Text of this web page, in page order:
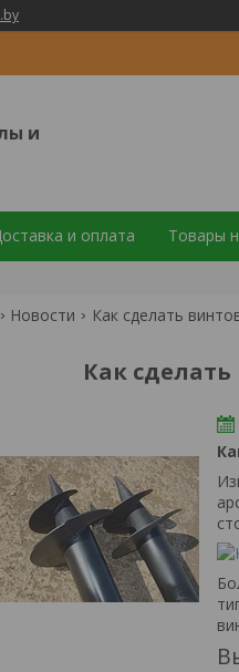
и
и оплата Товары
Новости Как сделать
Как